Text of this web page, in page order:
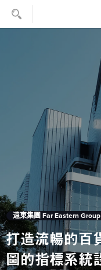
遠東集團 Far Eastern Group
打造流暢的百
圖的指標系統